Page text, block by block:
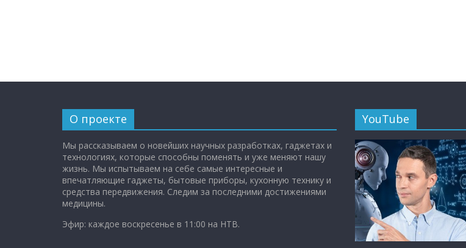
О проекте
Мы рассказываем о новейших научных разработках, гаджетах и
технологиях, которые способны поменять и уже меняют нашу
жизнь. Мы испытываем на себе самые интересные и
впечатляющие гаджеты, бытовые приборы, кухонную технику и
средства передвижения. Следим за последними достижениями
медицины.
Эфир: каждое воскресенье в 11:00 на НТВ.
YouTube